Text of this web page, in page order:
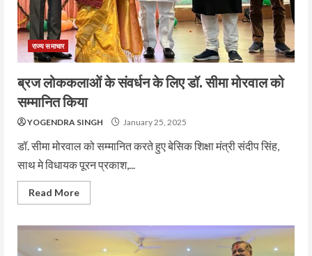
राज्य समाचार
ब्रज लोककलाओं के संवर्धन के लिए डॉ. सीमा मोरवाल को
सम्मानित किया
YOGENDRA SINGH January 25, 2025
डॉ. सीमा मोरवाल को सम्मानित करते हुए बेसिक शिक्षा मंत्री संदीप सिंह,
साथ मे विधायक पूरन प्रकाश,...
Read More